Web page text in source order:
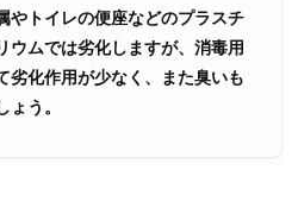
やトイレの便座などのプラスチ
ウムでは劣化しますが、消毒用
劣化作用が少なく、また臭いも
う。